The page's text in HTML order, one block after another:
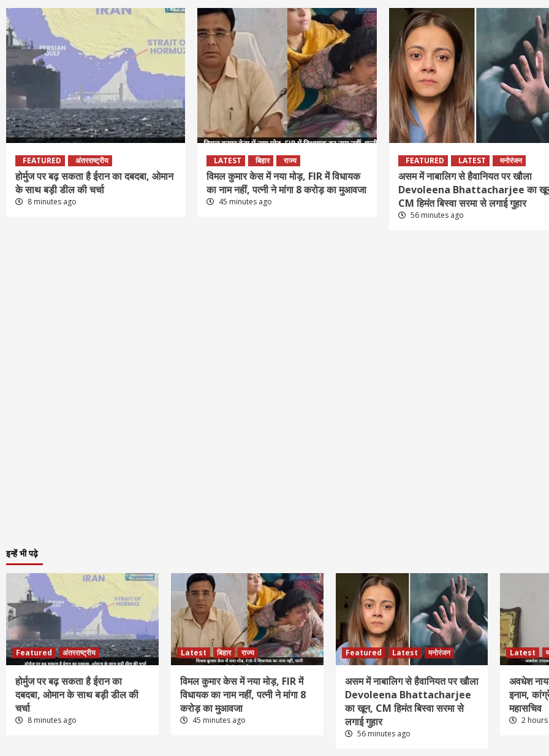
FEATURED अंतरराष्ट्रीय
होर्मुज पर बढ़ सकता है ईरान का दबदबा, ओमान
के साथ बड़ी डील की चर्चा
8 minutes ago
LATEST बिहार राज्य
विमल कुमार केस में नया मोड़, FIR में विधायक
का नाम नहीं, पत्नी ने मांगा 8 करोड़ का मुआवजा
45 minutes ago
FEATURED LATEST मनोरंजन
असम में नाबालिग से हैवानियत पर खौला
Devoleena Bhattacharjee का
CM हिमंत बिस्वा सरमा से लगाई गुहार
56 minutes ago
इन्हें भी पढ़े
Featured अंतरराष्ट्रीय
होर्मुज पर बढ़ सकता है ईरान का
दबदबा, ओमान के साथ बड़ी डील की
चर्चा
8 minutes ago
Latest बिहार राज्य
विमल कुमार केस में नया मोड़, FIR में
विधायक का नाम नहीं, पत्नी ने मांगा 8
करोड़ का मुआवजा
45 minutes ago
Featured Latest मनोरंजन
असम में नाबालिग से हैवानियत पर खौला
Devoleena Bhattacharjee
का खून, CM हिमंत बिस्वा सरमा से
लगाई गुहार
56 minutes ago
Latest
अवधेश
इनाम,
महासचिव
2